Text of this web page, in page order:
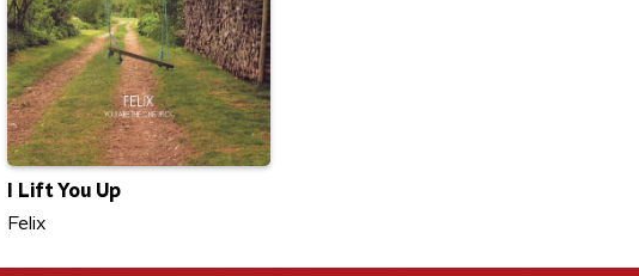
I Lift You Up
Felix